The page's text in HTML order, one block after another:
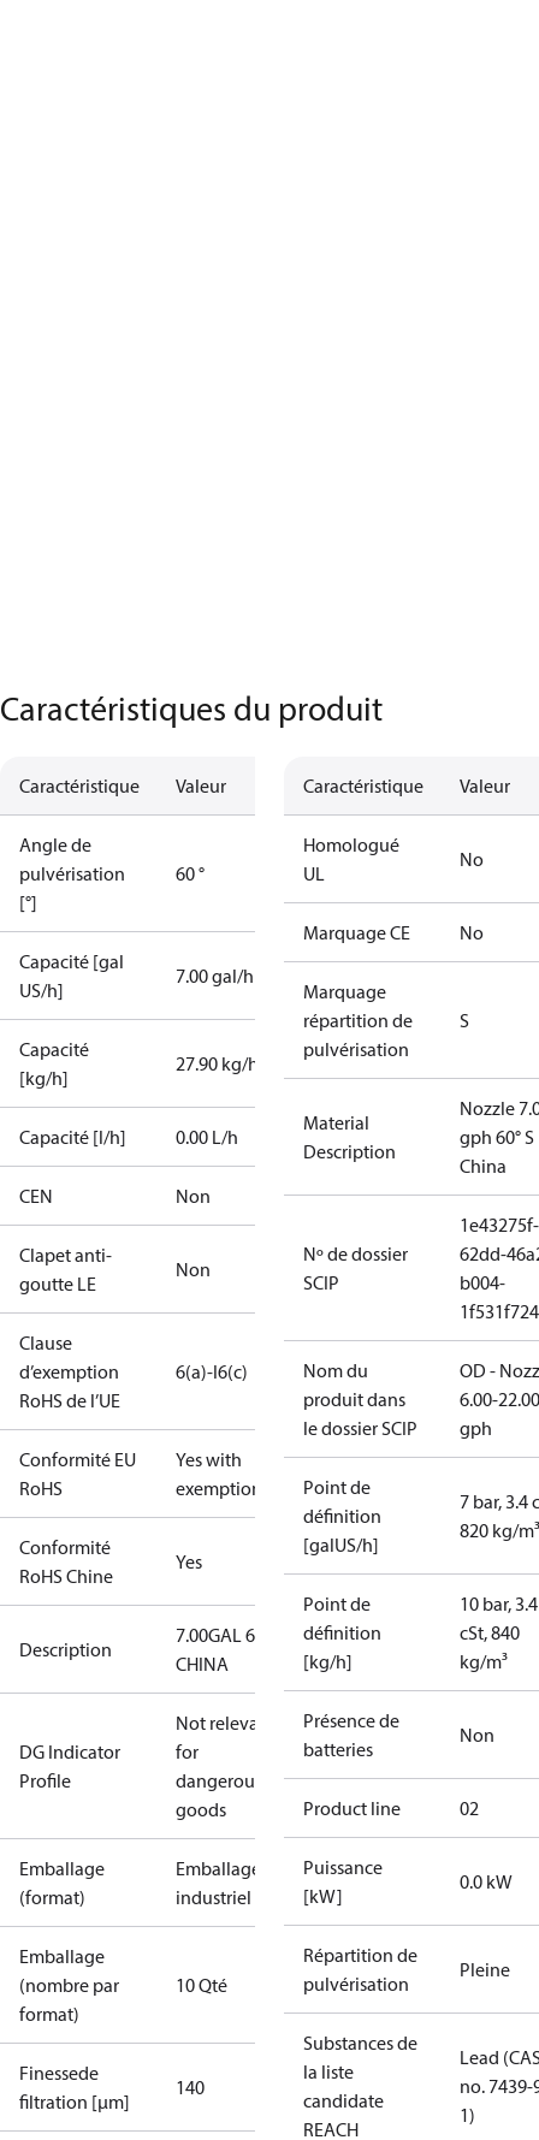
Caractéristiques du produit
Caractéristique Valeur
Angle de
pulvérisation
[°]
60 °
Capacité [gal
US/h]
7.00 gal/h
Capacité
[kg/h]
27.90 kg/h
Capacité [l/h] 0.00 L/h
CEN Non
Clapet anti-
goutte LE
Non
Clause
d’exemption
RoHS de l’UE
6(a)-I6(c)
Conformité EU
RoHS
Yes with
exemptions
Conformité
RoHS Chine
Yes
Description
7.00GAL 60S
CHINA
DG Indicator
Profile
Not relevant
for
dangerous
goods
Emballage
(format)
Emballage
industriel
Emballage
(nombre par
format)
10 Qté
Finessede
filtration [µm]
140
Caractéristique Valeur
Homologué
UL
No
Marquage CE No
Marquage
répartition de
pulvérisation
S
Material
Description
Nozzle
gph 60° S
China
Nº de dossier
SCIP
1e43275f-
62dd-
b004-
Nom du
produit dans
le dossier SCIP
OD -
6.00-22.00
gph
Point de
définition
[galUS/h]
7 bar, 3.4
820 kg/m³
Point de
définition
[kg/h]
10 bar, 3.4
cSt, 840
kg/m³
Présence de
batteries
Non
Product line 02
Puissance
[kW]
0.0 kW
Répartition de
pulvérisation
Pleine
Substances de
la liste
candidate
REACH
Lead
no. 7439-
1)